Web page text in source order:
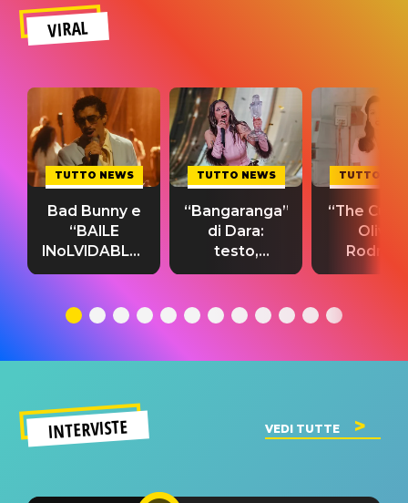
VIRAL
TUTTO NEWS
Bad Bunny e
“BAILE
INoLVIDABLE”:
testo,
significato
TUTTO NEWS
“Bangaranga”
di Dara:
testo,
traduzione e
del singolo
TUTTO
“The
Olivia
testo,
INTERVISTE VEDI TUTTE